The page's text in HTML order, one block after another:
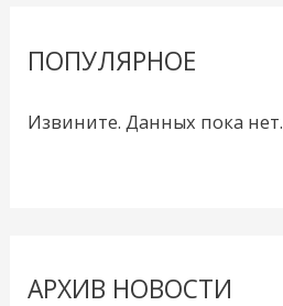
ПОПУЛЯРНОЕ
Извините. Данных пока нет.
АРХИВ НОВОСТИ